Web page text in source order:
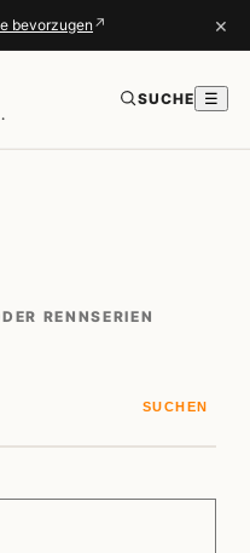
bevorzugen ↗ ×
SUCHE ☰
RENNSERIEN
SUCHEN